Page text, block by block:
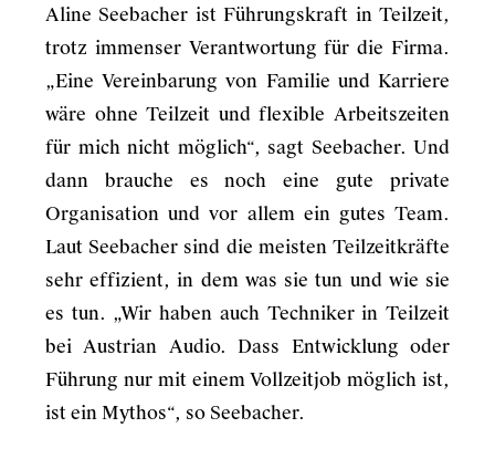
Aline Seebacher ist Führungskraft in Teilzeit,
trotz immenser Verantwortung für die Firma.
„Eine Vereinbarung von Familie und Karriere
wäre ohne Teilzeit und flexible Arbeitszeiten
für mich nicht möglich“, sagt Seebacher. Und
dann brauche es noch eine gute private
Organisation und vor allem ein gutes Team.
Laut Seebacher sind die meisten Teilzeitkräfte
sehr effizient, in dem was sie tun und wie sie
es tun. „Wir haben auch Techniker in Teilzeit
bei Austrian Audio. Dass Entwicklung oder
Führung nur mit einem Vollzeitjob möglich ist,
ist ein Mythos“, so Seebacher.